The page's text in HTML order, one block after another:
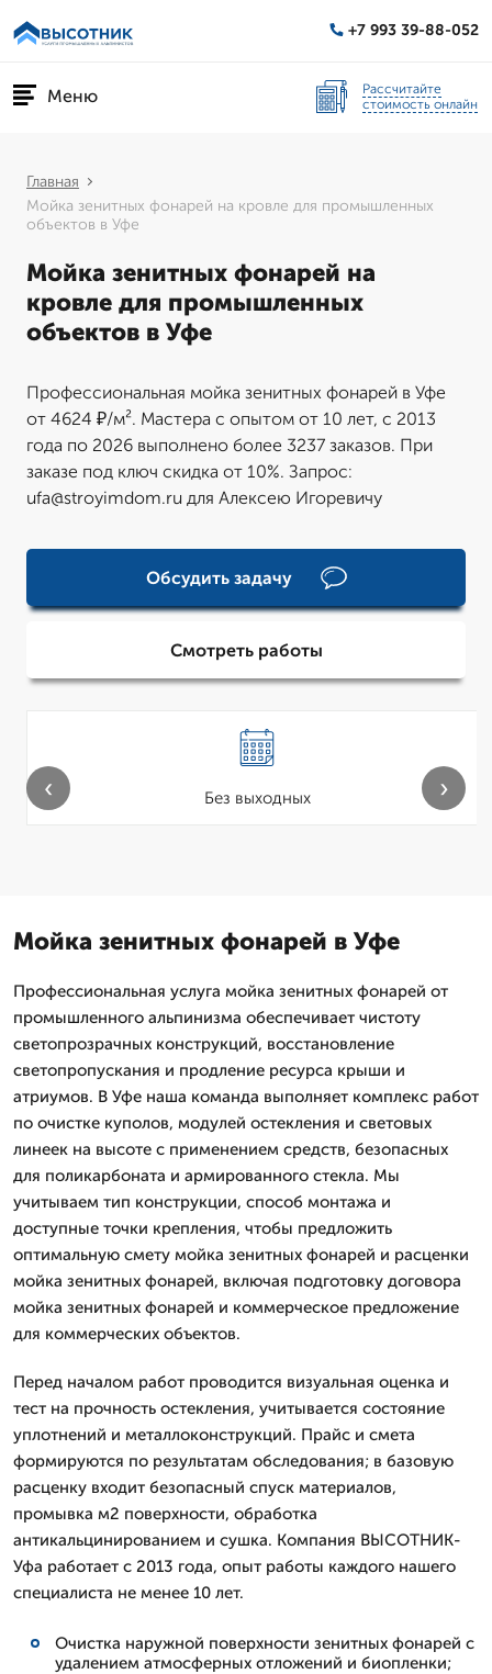
+7 993 39-88-052
Меню
Рассчитайте
стоимость онлайн
Главная
Мойка зенитных фонарей на кровле для промышленных
объектов в Уфе
Мойка зенитных фонарей на
кровле для промышленных
объектов в Уфе
Профессиональная мойка зенитных фонарей в Уфе
от 4624 ₽/м². Мастера с опытом от 10 лет, с 2013
года по 2026 выполнено более 3237 заказов. При
заказе под ключ скидка от 10%. Запрос:
ufa@stroyimdom.ru для Алексею Игоревичу
Обсудить задачу
Смотреть работы
Без выходных
‹ ›
Мойка зенитных фонарей в Уфе
Профессиональная услуга мойка зенитных фонарей от
промышленного альпинизма обеспечивает чистоту
светопрозрачных конструкций, восстановление
светопропускания и продление ресурса крыши и
атриумов. В Уфе наша команда выполняет комплекс работ
по очистке куполов, модулей остекления и световых
линеек на высоте с применением средств, безопасных
для поликарбоната и армированного стекла. Мы
учитываем тип конструкции, способ монтажа и
доступные точки крепления, чтобы предложить
оптимальную смету мойка зенитных фонарей и расценки
мойка зенитных фонарей, включая подготовку договора
мойка зенитных фонарей и коммерческое предложение
для коммерческих объектов.
Перед началом работ проводится визуальная оценка и
тест на прочность остекления, учитывается состояние
уплотнений и металлоконструкций. Прайс и смета
формируются по результатам обследования; в базовую
расценку входит безопасный спуск материалов,
промывка м2 поверхности, обработка
антикальцинированием и сушка. Компания ВЫСОТНИК-
Уфа работает с 2013 года, опыт работы каждого нашего
специалиста не менее 10 лет.
Очистка наружной поверхности зенитных фонарей с
удалением атмосферных отложений и биопленки;